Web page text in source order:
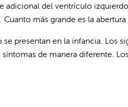
adicional del ventrículo
más grande es la
se presentan en la infancia. Los
de manera diferente.